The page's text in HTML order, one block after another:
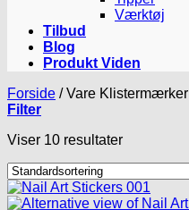
Værktøj
Tilbud
Blog
Produkt Viden
Forside /Vare Klistermærker
Filter
Viser 10 resultater